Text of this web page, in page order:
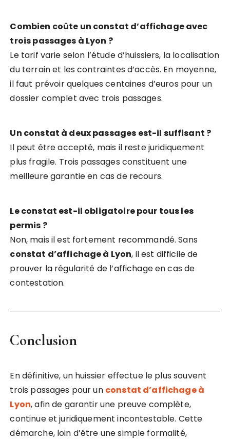
Combien coûte un constat d’affichage avec
trois passages à Lyon ?
Le tarif varie selon l’étude d’huissiers, la localisation
du terrain et les contraintes d’accès. En moyenne,
il faut prévoir quelques centaines d’euros pour un
dossier complet avec trois passages.
Un constat à deux passages est-il suffisant ?
Il peut être accepté, mais il reste juridiquement
plus fragile. Trois passages constituent une
meilleure garantie en cas de recours.
Le constat est-il obligatoire pour tous les
permis ?
Non, mais il est fortement recommandé. Sans
constat d’affichage à Lyon, il est difficile de
prouver la régularité de l’affichage en cas de
contestation.
Conclusion
En définitive, un huissier effectue le plus souvent
trois passages pour un constat d’affichage à
Lyon, afin de garantir une preuve complète,
continue et juridiquement incontestable. Cette
démarche, loin d’être une simple formalité,